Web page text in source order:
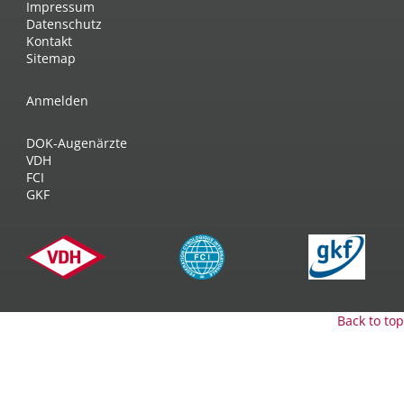
Impressum
Datenschutz
Kontakt
Sitemap
Anmelden
DOK-Augenärzte
VDH
FCI
GKF
Back to top